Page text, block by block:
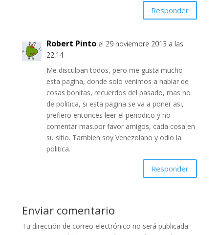
Responder
Robert Pinto el 29 noviembre 2013 a las
22:14
Me disculpan todos, pero me gusta mucho
esta pagina, donde solo venimos a hablar de
cosas bonitas, recuerdos del pasado, mas no
de politica, si esta pagina se va a poner asi,
prefiero entonces leer el periodico y no
comentar mas.por favor amigos, cada cosa en
su sitio. Tambien soy Venezolano y odio la
politica.
Responder
Enviar comentario
Tu dirección de correo electrónico no será publicada.